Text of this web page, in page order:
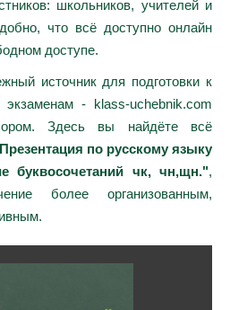
школьников, учителей и
что всё доступно онлайн
доступе.
источник для подготовки к
- klass-uchebnik.com
Здесь вы найдёте всё
по русскому языку
буквосочетаний чк, чн,щн.",
более организованным,